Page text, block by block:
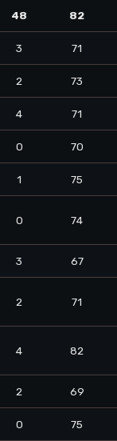
48
82
3
71
2
73
4
71
0
70
1
75
0 74
3
67
2 71
4 82
2
69
0
75